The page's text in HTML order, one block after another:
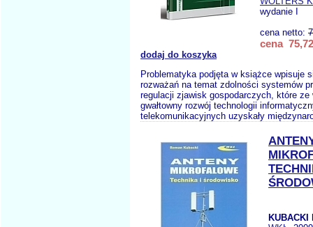
wydanie I
cena netto:
cena
dodaj do koszyka
Problematyka podjęta w książce wpisuje
rozważań na temat zdolności systemów
regulacji zjawisk gospodarczych, które ze
gwałtowny rozwój technologii
telekomunikacyjnych uzyskały
KUBACKI